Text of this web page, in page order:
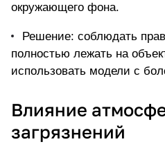
окружающего фона.
Решение: соблюдать
полностью лежать на
использовать модели с
Влияние
загрязнений